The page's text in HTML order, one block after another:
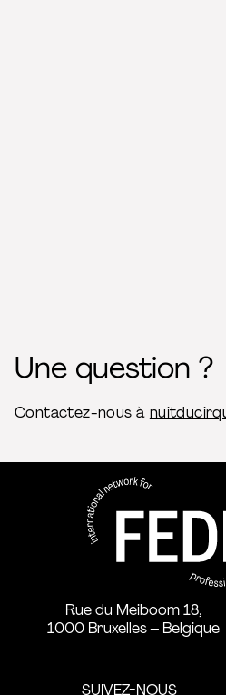
Une question ?
Contactez-nous à
Rue du Meiboom 18,
1000 Bruxelles – Belgique
SUIVEZ-NOUS